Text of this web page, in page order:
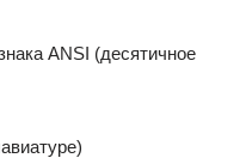
ANSI (десятичное